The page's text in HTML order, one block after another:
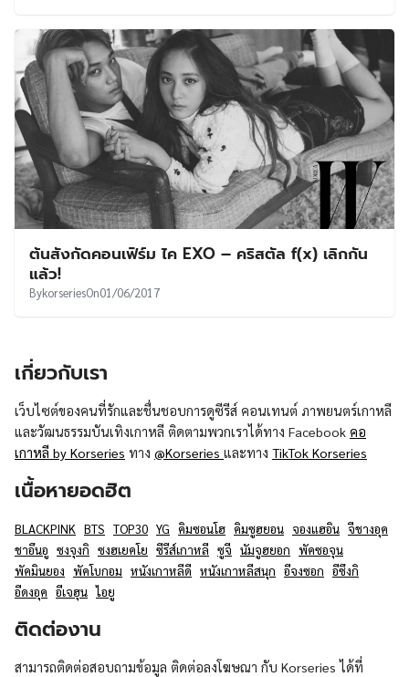
ต้นสังกัดคอนเฟิร์ม ไค EXO – คริสตัล f(x) เลิกกัน
แล้ว!
BykorseriesOn01/06/2017
เกี่ยวกับเรา
เว็บไซต์ของคนที่รักและชื่นชอบการดูซีรีส์ คอนเทนต์ ภาพยนตร์เกาหลี
และวัฒนธรรมบันเทิงเกาหลี ติดตามพวกเราได้ทาง Facebook คอ
เกาหลี by Korseries ทาง @Korseries และทาง TikTok Korseries
เนื้อหายอดฮิต
BLACKPINK BTS TOP30 YG คิมซอนโฮ คิมซูฮยอน จองแฮอิน จีชางอุค
ชาอึนอู ซงจุงกิ ซงฮเยคโย ซีรีส์เกาหลี ซูจี นัมจูฮยอก พัคซอจุน
พัคมินยอง พัคโบกอม หนังเกาหลีดี หนังเกาหลีสนุก อีจงซอก อีซึงกิ
อีดงอุค อีเจฮุน ไอยู
ติดต่องาน
สามารถติดต่อสอบถามข้อมูล ติดต่อลงโฆษณา กับ Korseries ได้ที่